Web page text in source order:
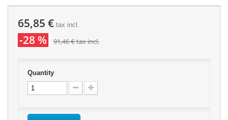
65,85 € tax incl.
-28 % 91,46 €tax incl.
Quantity